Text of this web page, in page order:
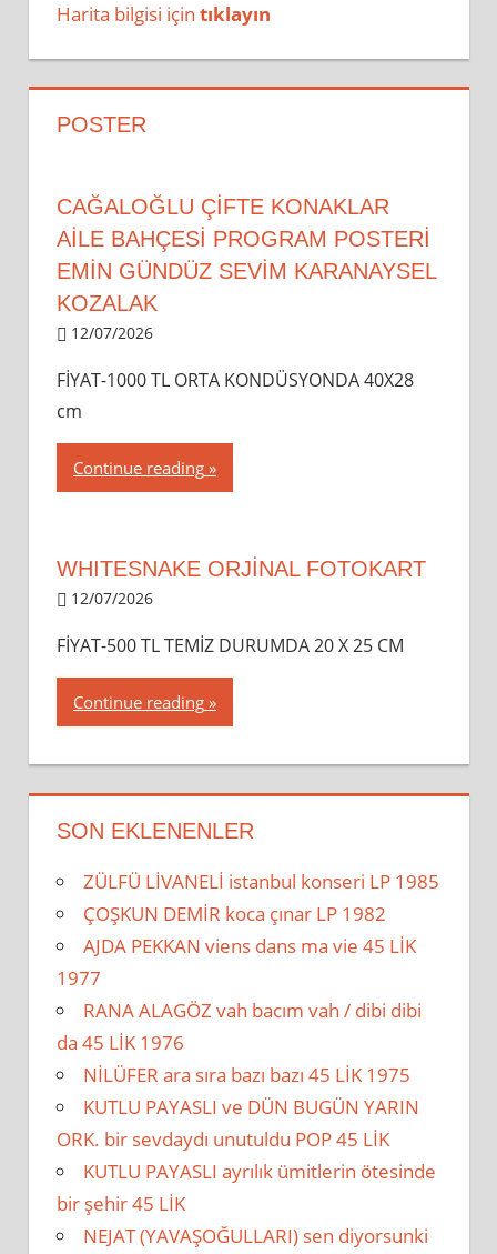
Harita bilgisi için tıklayın
POSTER
CAĞALOĞLU ÇİFTE KONAKLAR
AİLE BAHÇESİ PROGRAM POSTERİ
EMİN GÜNDÜZ SEVİM KARANAYSEL
KOZALAK
12/07/2026
FİYAT-1000 TL ORTA KONDÜSYONDA 40X28
cm
Continue reading
WHITESNAKE ORJİNAL FOTOKART
12/07/2026
FİYAT-500 TL TEMİZ DURUMDA 20 X 25 CM
Continue reading
SON EKLENENLER
ZÜLFÜ LİVANELİ istanbul konseri LP 1985
ÇOŞKUN DEMİR koca çınar LP 1982
AJDA PEKKAN viens dans ma vie 45 LİK
1977
RANA ALAGÖZ vah bacım vah / dibi dibi
da 45 LİK 1976
NİLÜFER ara sıra bazı bazı 45 LİK 1975
KUTLU PAYASLI ve DÜN BUGÜN YARIN
ORK. bir sevdaydı unutuldu POP 45 LİK
KUTLU PAYASLI ayrılık ümitlerin ötesinde
bir şehir 45 LİK
NEJAT (YAVAŞOĞULLARI) sen diyorsunki